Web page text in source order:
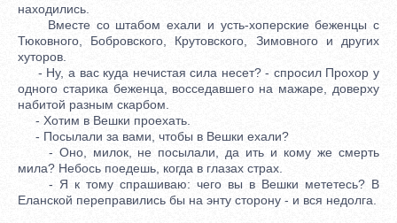
находились.
Вместе со штабом ехали и усть-хоперские беженцы с
Тюковного, Бобровского, Крутовского, Зимовного и других
хуторов.
- Ну, а вас куда нечистая сила несет? - спросил Прохор у
одного старика беженца, восседавшего на мажаре, доверху
набитой разным скарбом.
- Хотим в Вешки проехать.
- Посылали за вами, чтобы в Вешки ехали?
- Оно, милок, не посылали, да ить и кому же смерть
мила? Небось поедешь, когда в глазах страх.
- Я к тому спрашиваю: чего вы в Вешки мететесь? В
Еланской переправились бы на энту сторону - и вся недолга.